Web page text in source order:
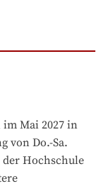
Mai 2027 in
von Do.-Sa.
der Hochschule